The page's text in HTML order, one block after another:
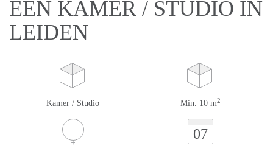
EEN KAMER / STUDIO IN
LEIDEN
Kamer / Studio Min. 10 m2
07